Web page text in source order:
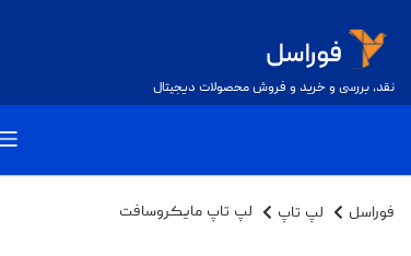
نقد، بررسی و خرید و فروش محصولات دیجیتال
فوراسل لپ تاپ لپ تاپ مایکروسافت